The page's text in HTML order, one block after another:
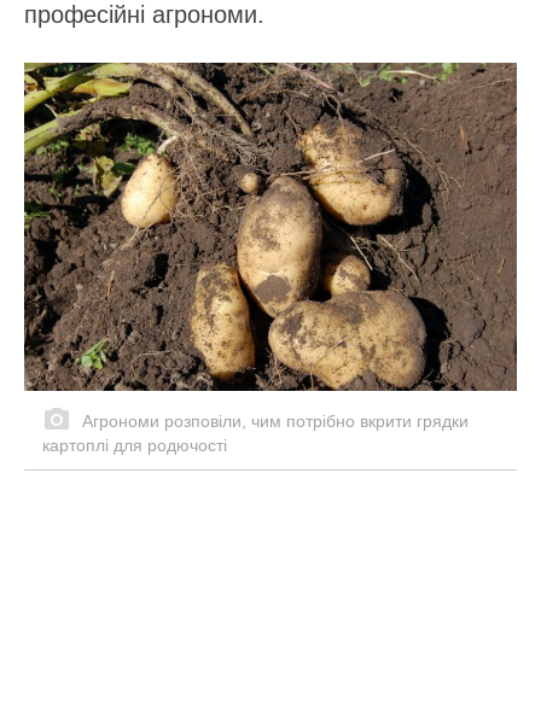
професійні агрономи.
Агрономи розповіли, чим потрібно вкрити грядки
картоплі для родючості